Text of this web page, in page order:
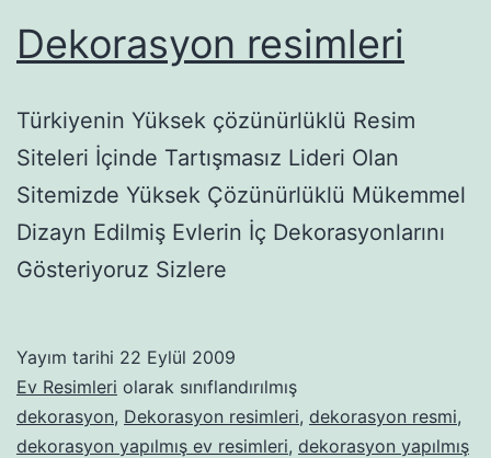
Dekorasyon resimleri
Türkiyenin Yüksek çözünürlüklü Resim
Siteleri İçinde Tartışmasız Lideri Olan
Sitemizde Yüksek Çözünürlüklü Mükemmel
Dizayn Edilmiş Evlerin İç Dekorasyonlarını
Gösteriyoruz Sizlere
Yayım tarihi 22 Eylül 2009
Ev Resimleri olarak sınıflandırılmış
dekorasyon, Dekorasyon resimleri, dekorasyon resmi,
dekorasyon yapılmış ev resimleri, dekorasyon yapılmış